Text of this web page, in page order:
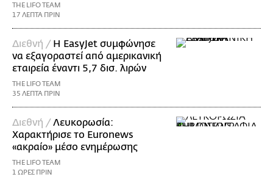
THE LIFO TEAM
17 ΛΕΠΤΑ ΠΡΙΝ
Διεθνή / Η EasyJet συμφώνησε
να εξαγοραστεί από αμερικανική
εταιρεία έναντι 5,7 δισ. λιρών
THE LIFO TEAM
35 ΛΕΠΤΑ ΠΡΙΝ
Διεθνή /Λευκορωσία:
Χαρακτήρισε το Euronews
«ακραίο» μέσο ενημέρωσης
THE LIFO TEAM
1 ΩΡΕΣ ΠΡΙΝ